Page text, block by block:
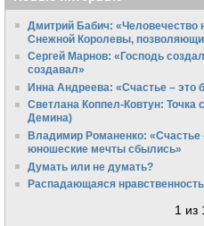
Дмитрий Бабич: «Человечество
Снежной Королевы,
Сергей Марнов: «Господь
создавал»
Инна Андреева: «Счастье – это
Светлана Коппел-Ковтун: Точка
Демина)
Владимир Романенко: «Счастье
юношеские мечты сбылись»
Думать или не думать?
Распадающаяся нравственность
1 из